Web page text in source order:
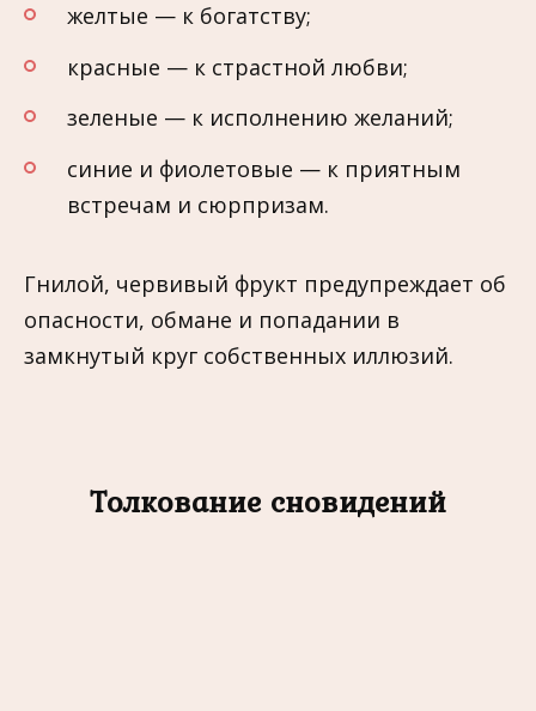
желтые — к богатству;
красные — к страстной любви;
зеленые — к исполнению желаний;
синие и фиолетовые — к приятным
встречам и сюрпризам.
Гнилой, червивый фрукт предупреждает об
опасности, обмане и попадании в
замкнутый круг собственных иллюзий.
Толкование сновидений